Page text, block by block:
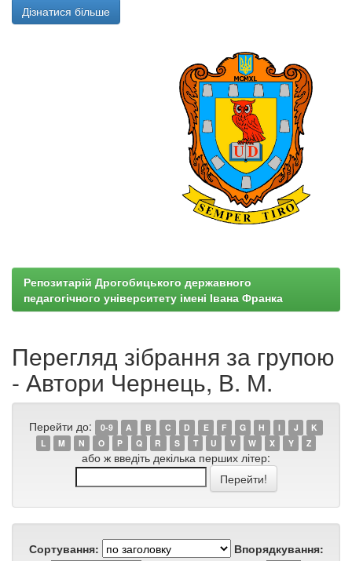
Дізнатися більше
Репозитарій Дрогобицького державного
педагогічного університету імені Івана Франка
Перегляд зібрання за групою
- Автори Чернець, В. М.
Перейти до: 0-9 A B C D E F G H I J
K
L
M N O P Q R S T U V W X Y Z
або ж введіть декілька перших літер:
Сортування:
Впорядкування: